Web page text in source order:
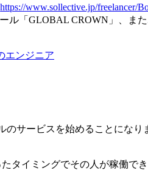
https://www.sollective.jp/freelancer/
ル「GLOBAL CROWN」、ま
エンジニア
サービスを始めることになり
タイミングでその人が稼働で